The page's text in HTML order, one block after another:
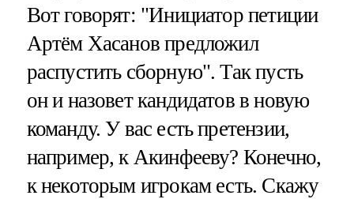
Вот говорят: "Инициатор петиции
Артём Хасанов предложил
распустить сборную". Так пусть
он и назовет кандидатов в новую
команду. У вас есть претензии,
например, к Акинфееву? Конечно,
к некоторым игрокам есть. Скажу